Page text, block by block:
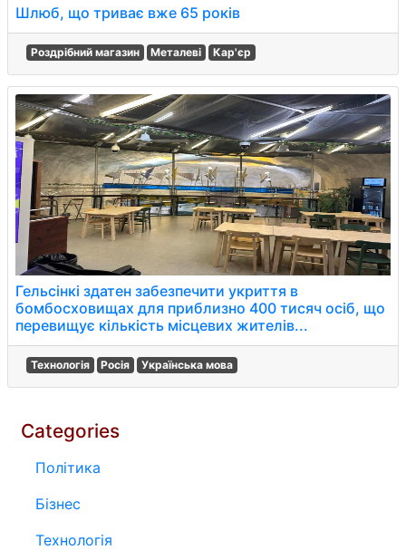
Шлюб, що триває вже 65 років
Роздрібний магазин Металеві Кар'єр
Гельсінкі здатен забезпечити укриття в
бомбосховищах для приблизно 400 тисяч осіб, що
перевищує кількість місцевих жителів...
Технологія Росія Українська мова
Categories
Політика
Бізнес
Технологія